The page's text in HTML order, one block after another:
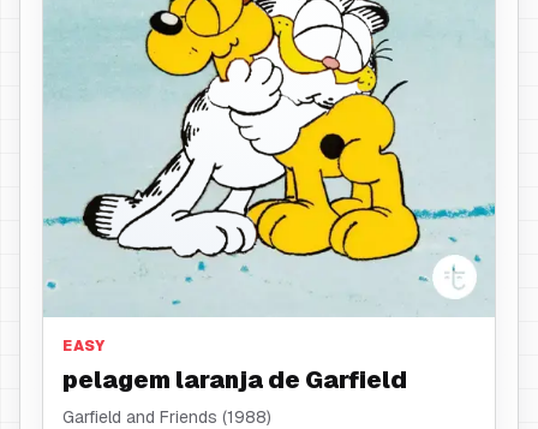
pelagem laranja
EASY
pelagem laranja de Garfield
Garfield and Friends (1988)